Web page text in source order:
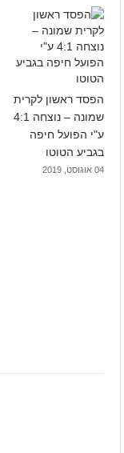
הפסד ראשון לקרית
שמונה – נוצחה 4:1
ע"י הפועל חיפה
בגביע הטוטו
04 אוגוסט, 2019